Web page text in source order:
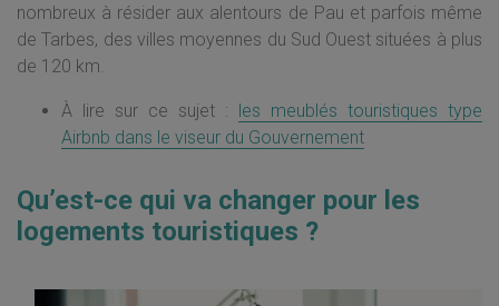
nombreux à résider aux alentours de Pau et parfois même
de Tarbes, des villes moyennes du Sud Ouest situées à plus
de 120 km.
À lire sur ce sujet : les meublés touristiques type
Airbnb dans le viseur du Gouvernement
Qu’est-ce qui va changer pour les
logements touristiques ?